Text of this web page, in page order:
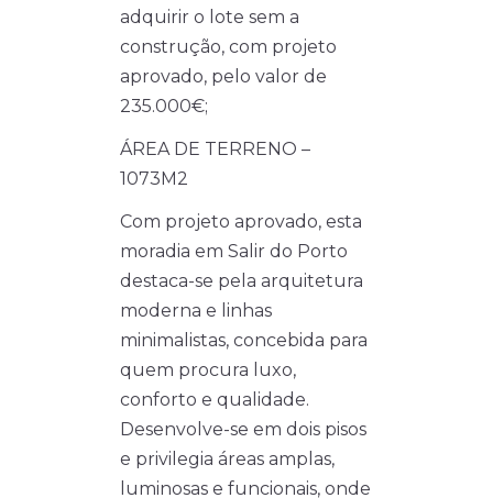
adquirir o lote sem a
construção, com projeto
aprovado, pelo valor de
235.000€;
ÁREA DE TERRENO –
1073M2
Com projeto aprovado, esta
moradia em Salir do Porto
destaca-se pela arquitetura
moderna e linhas
minimalistas, concebida para
quem procura luxo,
conforto e qualidade.
Desenvolve-se em dois pisos
e privilegia áreas amplas,
luminosas e funcionais, onde